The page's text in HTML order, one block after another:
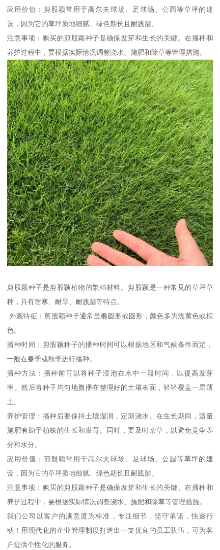
应用价值：剪股颖常用于高尔夫球场、足球场、公园等草坪的建
设，因为它的草坪质地细腻、绿色期长且耐践踏。
注意事项：购买的剪股颖种子是确保发芽和生长的关键。在播种和
养护过程中，要根据实际情况调整浇水、施肥和除草等管理措施。
剪股颖种子是剪股颖植物的繁殖材料。剪股颖是一种常见的草坪草
种，具有耐寒、耐旱、耐践踏等特点。
外观特征：剪股颖种子通常呈椭圆形或圆形，颜色多为浅黄色或棕
色。
播种时间：剪股颖种子的播种时间可以根据地区和气候条件而定，
一般在春季或秋季进行播种。
播种方法：播种前可以将种子浸泡在水中一段时间，以提高发芽
率。然后将种子均匀地撒播在整理好的土壤表面，轻轻覆盖一层薄
土。
养护管理：播种后要保持土壤湿润，定期浇水。在生长期间，适量
施肥有助于植株的生长和发育。同时，要及时杂草，以避免竞争养
分和水分。
应用价值：剪股颖常用于高尔夫球场、足球场、公园等草坪的建
设，因为它的草坪质地细腻、绿色期长且耐践踏。
注意事项：购买的剪股颖种子是确保发芽和生长的关键。在播种和
养护过程中，要根据实际情况调整浇水、施肥和除草等管理措施。
我们公司以客户的满意度为标准，专注细节，坚守承诺，快速行
动！用现代化的企业管理制度打造出一支优良的员工队伍，可为客
户提供个性化的服务。